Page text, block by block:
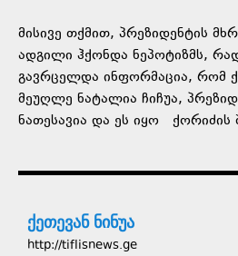
მისივე თქმით, პრეზიდენტის
ადგილი ჰქონდა ნეპოტიზმს,
გავრცელდა ინფორმაცია, რომ
მეუღლე ნატალია ჩიჩუა,
ნათესავია და ეს იყო ქორიძის
ქეთევან ნინუა
http://tiflisnews.ge